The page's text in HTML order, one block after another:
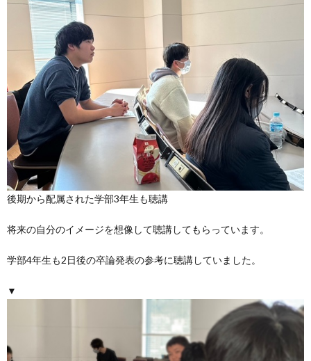
後期から配属された学部3年生も聴講
将来の自分のイメージを想像して聴講してもらっています。
学部4年生も2日後の卒論発表の参考に聴講していました。
▼